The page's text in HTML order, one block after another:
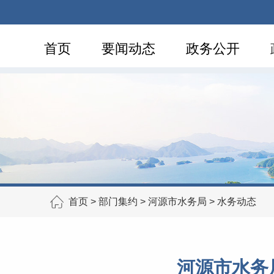
首页 要闻动态 政务公开
首页 > 部门集约 > 河源市水务局 > 水务动态
河源市水